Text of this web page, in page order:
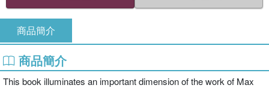
商品簡介
商品簡介
This book illuminates an important dimension of the work of Max